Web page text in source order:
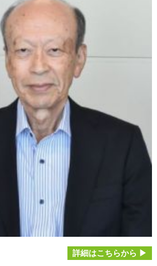
詳細はこちらから ▶